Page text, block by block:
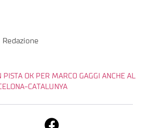
Redazione
PISTA OK PER MARCO GAGGI ANCHE AL
CATALUNYA